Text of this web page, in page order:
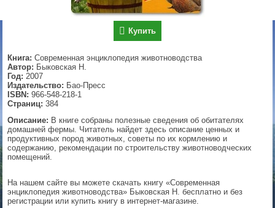
Купить
Книга: Современная энциклопедия животноводства
Автор: Быковская Н.
Год: 2007
Издательство: Бао-Пресс
ISBN: 966-548-218-1
Страниц: 384
Описание: В книге собраны полезные сведения об обитателях
домашней фермы. Читатель найдет здесь описание ценных и
продуктивных пород животных, советы по их кормлению и
содержанию, рекомендации по строительству животноводческих
помещений.
На нашем сайте вы можете скачать книгу «Современная
энциклопедия животноводства» Быковская Н. бесплатно и без
регистрации или купить книгу в интернет-магазине.
▼
▼
▼